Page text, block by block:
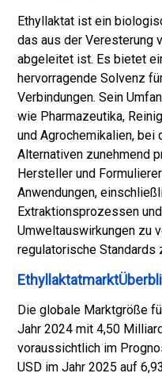
Ethyllaktat ist ein
das aus der Veresterung
abgeleitet ist. Es bietet
hervorragende Solvenz
Verbindungen. Sein
wie Pharmazeutika,
und Agrochemikalien, bei
Alternativen zunehmend
Hersteller und
Anwendungen,
Extraktionsprozessen
Umweltauswirkungen zu
regulatorische Standards
Die globale Marktgröße
Jahr 2024 mit 4,50
voraussichtlich im
USD im Jahr 2025 auf